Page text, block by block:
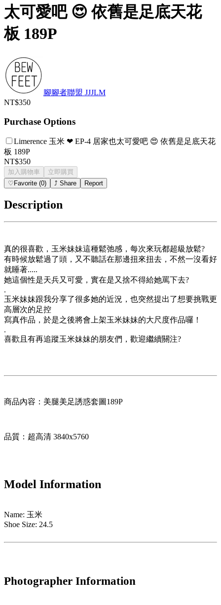
太可愛吧 😍 依舊是足底天花
板 189P
腳腳者聯盟 JJJLM
NT$350
Purchase Options
Limerence 玉米 ❤ EP-4 居家也太可愛吧 😍 依舊是足底天花
板 189P
NT$350
加入購物車
立即購買
♡ Favorite (0) ⤴ Share Report
Description
真的很喜歡，玉米妹妹這種鬆弛感，每次來玩都超級放鬆?
有時候放鬆過了頭，又不聽話在那邊扭來扭去，不然一沒看好
就睡著.....
她這個性是天兵又可愛，實在是又捨不得給她罵下去?
.
玉米妹妹跟我分享了很多她的近況，也突然提出了想要挑戰更
高層次的足控
寫真作品，於是之後將會上架玉米妹妹的大尺度作品囉！
.
喜歡且有再追蹤玉米妹妹的朋友們，歡迎繼續關注?
商品內容：美腿美足誘惑套圖189P
品質：超高清 3840x5760
Model Information
Name: 玉米
Shoe Size: 24.5
Photographer Information